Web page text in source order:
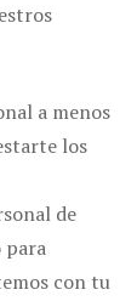
a menos
los
de
para
con tu